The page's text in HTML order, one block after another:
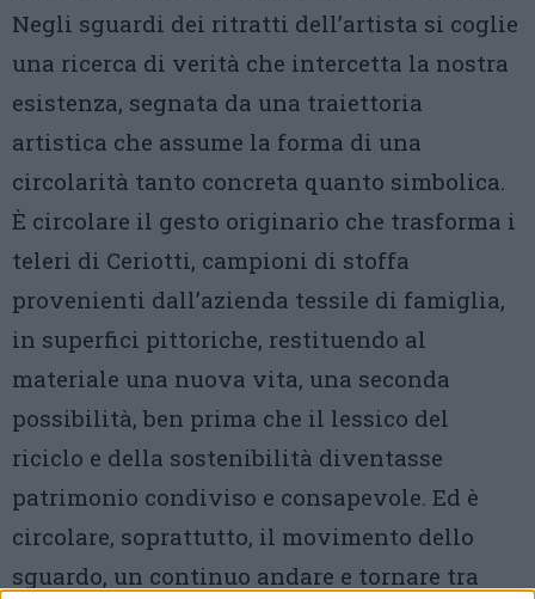
Negli sguardi dei ritratti dell’artista si coglie
una ricerca di verità che intercetta la nostra
esistenza, segnata da una traiettoria
artistica che assume la forma di una
circolarità tanto concreta quanto simbolica.
È circolare il gesto originario che trasforma i
teleri di Ceriotti, campioni di stoffa
provenienti dall’azienda tessile di famiglia,
in superfici pittoriche, restituendo al
materiale una nuova vita, una seconda
possibilità, ben prima che il lessico del
riciclo e della sostenibilità diventasse
patrimonio condiviso e consapevole. Ed è
circolare, soprattutto, il movimento dello
sguardo, un continuo andare e tornare tra